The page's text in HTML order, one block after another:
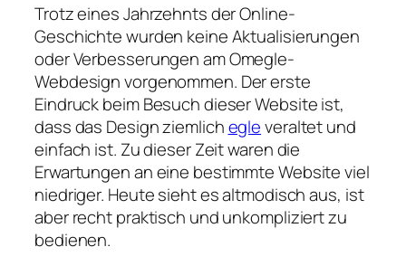
Trotz eines Jahrzehnts der Online-
Geschichte wurden keine Aktualisierungen
oder Verbesserungen am Omegle-
Webdesign vorgenommen. Der erste
Eindruck beim Besuch dieser Website ist,
dass das Design ziemlichegleveraltet und
einfach ist. Zu dieser Zeit waren die
Erwartungen an eine bestimmte Website viel
niedriger. Heute sieht es altmodisch aus, ist
aber recht praktisch und unkompliziert zu
bedienen.